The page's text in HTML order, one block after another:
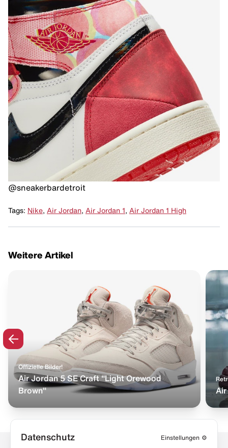
@sneakerbardetroit
Tags: Nike Air Jordan Air Jordan 1 Air Jordan 1 High
Weitere Artikel
Offizielle Bilder!
Air Jordan 5 SE Craft "Light Orewood
Brown"
Datenschutz Einstellungen ⚙️